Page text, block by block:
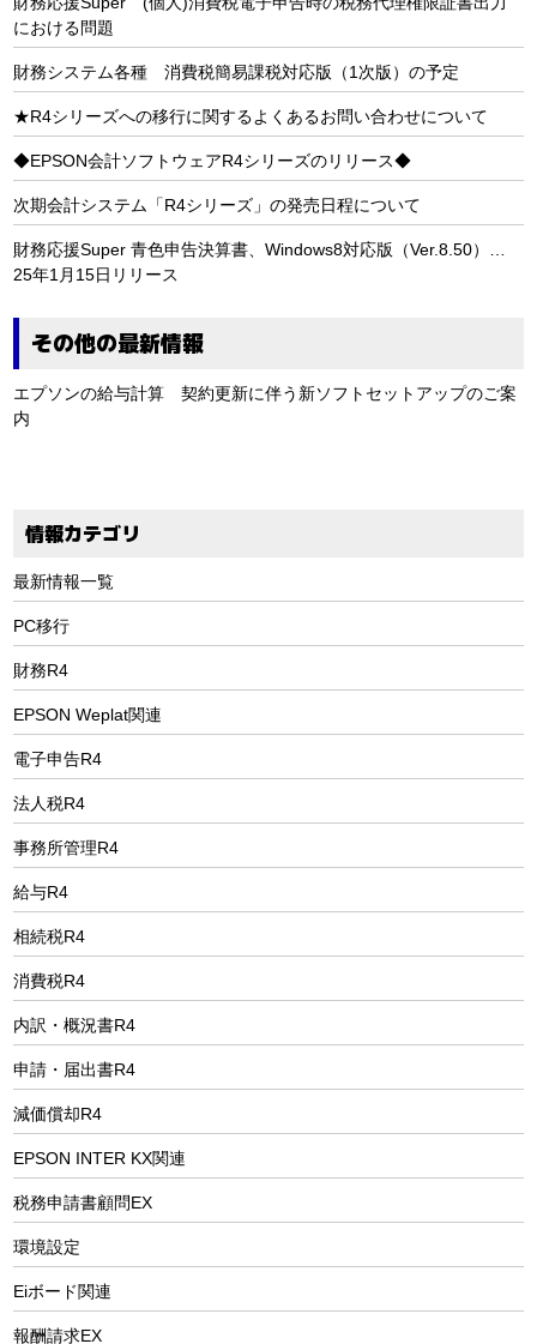
情報カテゴリ
最新情報一覧
PC移行
財務R4
EPSON Weplat関連
電子申告R4
法人税R4
事務所管理R4
給与R4
相続税R4
消費税R4
内訳・概況書R4
申請・届出書R4
減価償却R4
EPSON INTER KX関連
税務申請書顧問EX
環境設定
Eiボード関連
報酬請求EX
における問題
財務システム各種 消費税簡易課税対応版（1次版）の予定
★R4シリーズへの移行に関するよくあるお問い合わせについて
◆EPSON会計ソフトウェアR4シリーズのリリース◆
次期会計システム「R4シリーズ」の発売日程について
財務応援Super 青色申告決算書、Windows8対応版（Ver.8.50）…
25年1月15日リリース
その他の最新情報
エプソンの給与計算 契約更新に伴う新ソフトセットアップのご案
内